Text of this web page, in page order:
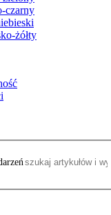
czarny
żółty